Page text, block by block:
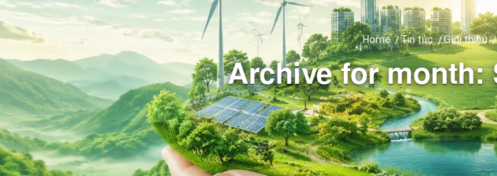
Archive for month:
Home /Tin tức /Giới thiệu /